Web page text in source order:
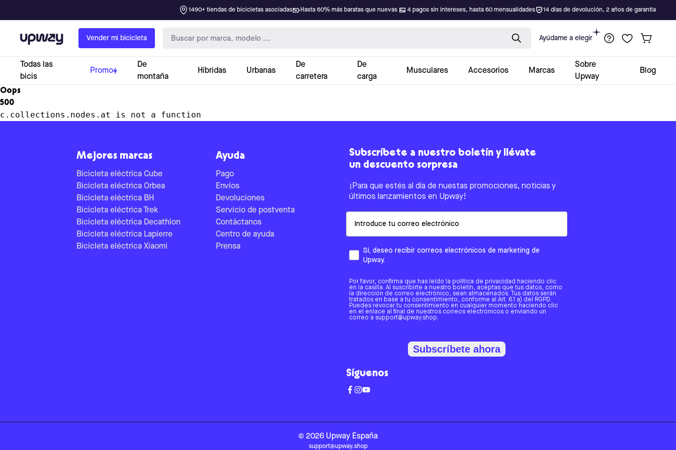
1490+ tiendas de bicicletas asociadas Hasta 60% más baratas que nuevas 4 pagos sin intereses, hasta 60 mensualidades 14 días de devolución, 2 años de garantía
Upway Vender mi bicicleta Ayúdame a elegir
Todas las
bicis
Promo
De
montaña
Híbridas Urbanas
De
carretera
De
carga
Musculares Accesorios Marcas
Sobre
Upway
Blog
Oops
500
c.collections.nodes.at is not a function
Mejores marcas
Bicicleta eléctrica Cube
Bicicleta eléctrica Orbea
Bicicleta eléctrica BH
Bicicleta eléctrica Trek
Bicicleta eléctrica Decathlon
Bicicleta eléctrica Lapierre
Bicicleta eléctrica Xiaomi
Ayuda
Pago
Envíos
Devoluciones
Servicio de postventa
Contáctanos
Centro de ayuda
Prensa
Subscríbete a nuestro boletín y llévate
un descuento sorpresa
¡Para que estés al día de nuestas promociones, noticias y
últimos lanzamientos en Upway!
Sí, deseo recibir correos electrónicos de marketing de
Upway.
Por favor, confirma que has leído la política de privacidad haciendo clic
en la casilla. Al suscribirte a nuestro boletín, aceptas que tus datos, como
la dirección de correo electrónico, sean almacenados. Tus datos serán
tratados en base a tu consentimiento, conforme al Art. 6.1 a) del RGPD.
Puedes revocar tu consentimiento en cualquier momento haciendo clic
en el enlace al final de nuestros correos electrónicos o enviando un
correo a support@upway.shop.
Subscríbete ahora
Síguenos
© 2026 Upway España
support@upway.shop